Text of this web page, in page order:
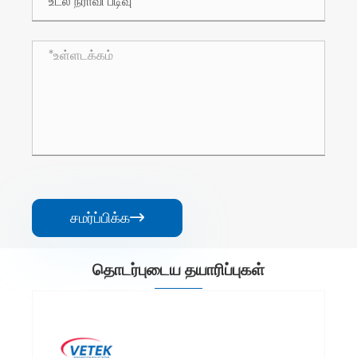
சமர்ப்பிக்க
தொடர்புடைய தயாரிப்புகள்